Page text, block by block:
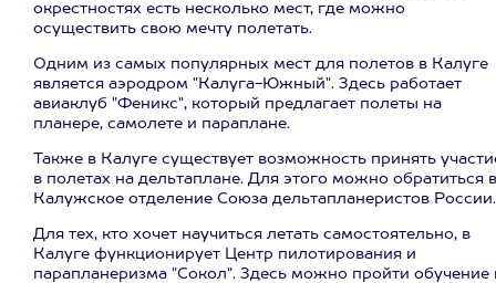
окрестностях есть несколько мест, где можно
осуществить свою мечту полетать.
Одним из самых популярных мест для полетов в Калуге
является аэродром "Калуга-Южный". Здесь работает
авиаклуб "Феникс", который предлагает полеты на
планере, самолете и параплане.
Также в Калуге существует возможность принять
в полетах на дельтаплане. Для этого можно обратиться в
Калужское отделение Союза дельтапланеристов России.
Для тех, кто хочет научиться летать самостоятельно, в
Калуге функционирует Центр пилотирования и
парапланеризма "Сокол". Здесь можно пройти обучение